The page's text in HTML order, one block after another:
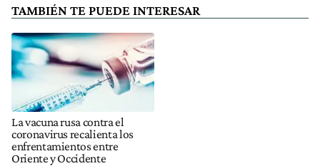
TAMBIÉN TE PUEDE INTERESAR
La vacuna rusa contra el
coronavirus recalienta los
enfrentamientos entre
Oriente y Occidente